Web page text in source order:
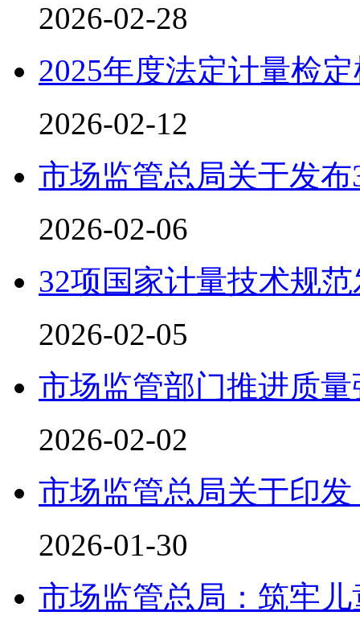
2026-02-28
2025年度法定计量检
2026-02-12
市场监管总局关于发
2026-02-06
32项国家计量技术规
2026-02-05
市场监管部门推进质
2026-02-02
市场监管总局关于印
2026-01-30
市场监管总局：筑牢